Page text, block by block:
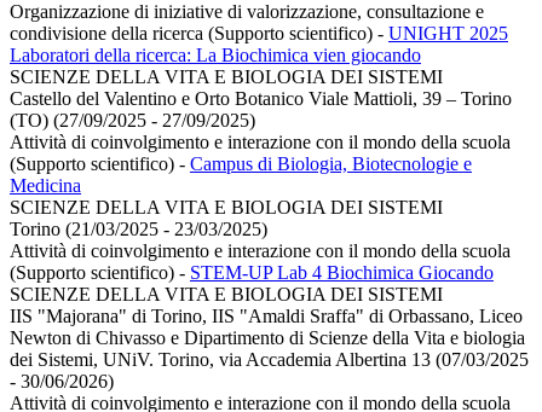
Organizzazione di iniziative di valorizzazione, consultazione e
condivisione della ricerca (Supporto scientifico) - UNIGHT 2025
Laboratori della ricerca: La Biochimica vien giocando
SCIENZE DELLA VITA E BIOLOGIA DEI SISTEMI
Castello del Valentino e Orto Botanico Viale Mattioli, 39 – Torino
(TO) (27/09/2025 - 27/09/2025)
Attività di coinvolgimento e interazione con il mondo della scuola
(Supporto scientifico) - Campus di Biologia, Biotecnologie e
Medicina
SCIENZE DELLA VITA E BIOLOGIA DEI SISTEMI
Torino (21/03/2025 - 23/03/2025)
Attività di coinvolgimento e interazione con il mondo della scuola
(Supporto scientifico) - STEM-UP Lab 4 Biochimica Giocando
SCIENZE DELLA VITA E BIOLOGIA DEI SISTEMI
IIS "Majorana" di Torino, IIS "Amaldi Sraffa" di Orbassano, Liceo
Newton di Chivasso e Dipartimento di Scienze della Vita e biologia
dei Sistemi, UNiV. Torino, via Accademia Albertina 13 (07/03/2025
- 30/06/2026)
Attività di coinvolgimento e interazione con il mondo della scuola